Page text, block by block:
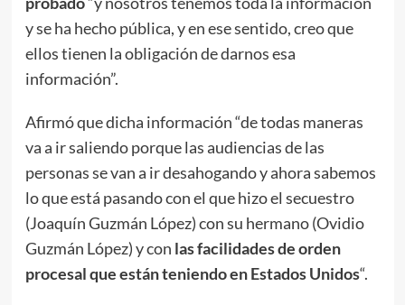
y se ha hecho pública, y en ese sentido, creo que
ellos tienen la obligación de darnos esa
información”.
Afirmó que dicha información “de todas maneras
va a ir saliendo porque las audiencias de las
personas se van a ir desahogando y ahora sabemos
lo que está pasando con el que hizo el secuestro
(Joaquín Guzmán López) con su hermano (Ovidio
Guzmán López) y con las facilidades de orden
procesal que están teniendo en Estados Unidos“.